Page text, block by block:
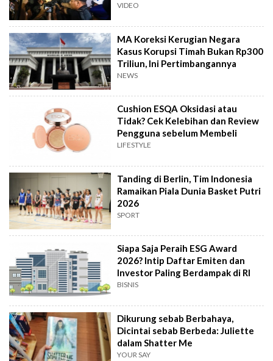
VIDEO
MA Koreksi Kerugian Negara
Kasus Korupsi Timah Bukan Rp300
Triliun, Ini Pertimbangannya
NEWS
Cushion ESQA Oksidasi atau
Tidak? Cek Kelebihan dan Review
Pengguna sebelum Membeli
LIFESTYLE
Tanding di Berlin, Tim Indonesia
Ramaikan Piala Dunia Basket Putri
2026
SPORT
Siapa Saja Peraih ESG Award
2026? Intip Daftar Emiten dan
Investor Paling Berdampak di RI
BISNIS
Dikurung sebab Berbahaya,
Dicintai sebab Berbeda: Juliette
dalam Shatter Me
YOUR SAY